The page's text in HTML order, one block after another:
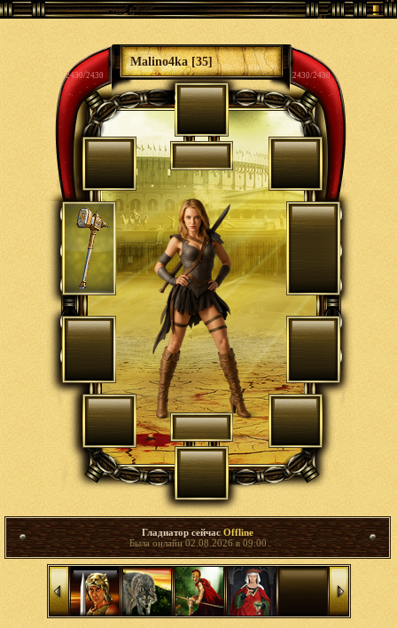
Malino4ka [35]
2430/2430 2430/2430
Гладиатор сейчасOffline
Была онлайн 02.08.2026 в 09:00